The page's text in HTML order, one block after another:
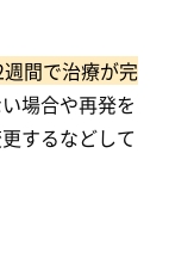
間で治療が完
場合や再発を
するなどして